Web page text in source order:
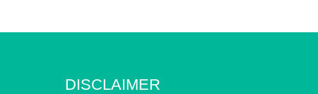
DISCLAIMER